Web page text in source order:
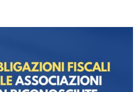
dichiari di aver letto e accettato la
Iscriviti